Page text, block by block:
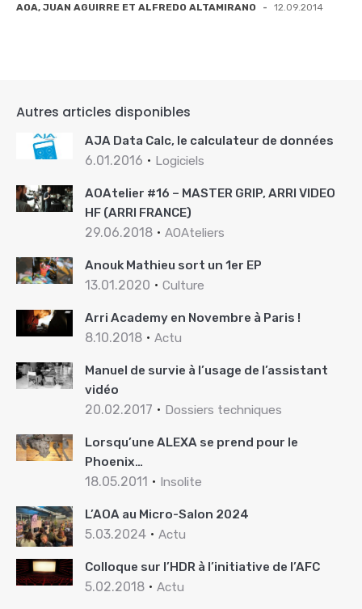
AOA, JUAN AGUIRRE ET ALFREDO ALTAMIRANO - 12.09.2014
Autres articles disponibles
AJA Data Calc, le calculateur de données
6.01.2016 Logiciels
AOAtelier #16 – MASTER GRIP, ARRI VIDEO
HF (ARRI FRANCE)
29.06.2018 AOAteliers
Anouk Mathieu sort un 1er EP
13.01.2020 Culture
Arri Academy en Novembre à Paris !
8.10.2018 Actu
Manuel de survie à l’usage de l’assistant
vidéo
20.02.2017 Dossiers techniques
Lorsqu’une ALEXA se prend pour le
Phoenix…
18.05.2011 Insolite
L’AOA au Micro-Salon 2024
5.03.2024 Actu
Colloque sur l’HDR à l’initiative de l’AFC
5.02.2018 Actu